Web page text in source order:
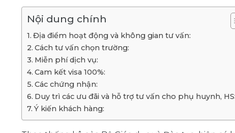
Nội dung chính
Địa điểm hoạt động và không gian tư vấn:
Cách tư vấn chọn trường:
Miễn phí dịch vụ:
Cam kết visa 100%:
Các chứng nhận:
Duy trì các ưu đãi và hỗ trợ tư vấn cho phụ huynh,
Ý kiến khách hàng: